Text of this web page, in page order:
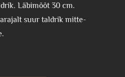
Läbimõõt 30 cm.
suur taldrik mitte-